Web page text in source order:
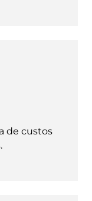
de custos